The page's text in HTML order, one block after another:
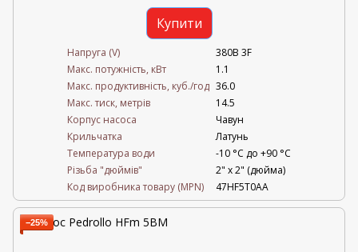
Купити
Напруга (V)
380В 3F
Mакс. потужність, кВт
1.1
Mакс. продуктивність, куб./год 36.0
Maкс. тиск, метрів
14.5
Корпус насоса
Чавун
Крильчатка
Латунь
Температура води
-10 °C до +90 °C
Різьба "дюймів"
2" х 2" (дюйма)
Код виробника товару (MPN)
47HF5T0AA
−25%